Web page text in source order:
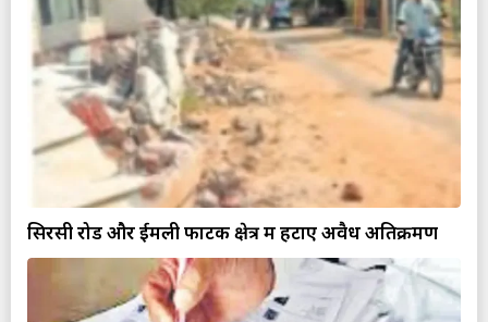
सिरसी रोड और ईमली फाटक क्षेत्र में हटाए अवैध अतिक्रमण